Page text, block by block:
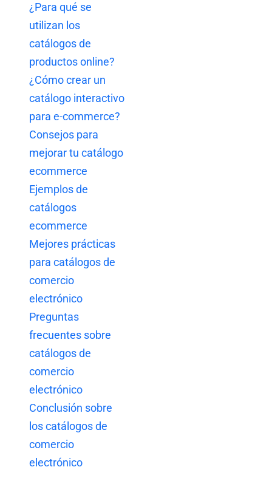
¿Para qué se
utilizan los
catálogos de
productos online?
¿Cómo crear un
catálogo interactivo
para e-commerce?
Consejos para
mejorar tu catálogo
ecommerce
Ejemplos de
catálogos
ecommerce
Mejores prácticas
para catálogos de
comercio
electrónico
Preguntas
frecuentes sobre
catálogos de
comercio
electrónico
Conclusión sobre
los catálogos de
comercio
electrónico